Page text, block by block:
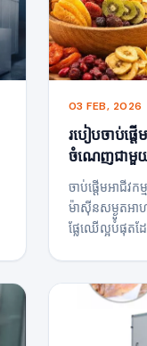
03 FEB, 2026
របៀបចាប់ផ្តើ
ចំណេញជាមួយ
ចាប់ផ្តើមអាជី
ម៉ាស៊ីនសម្ងួតអា
ផ្លែឈើល្អបំផុតដ